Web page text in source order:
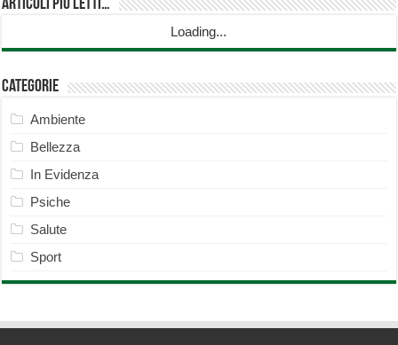
Articoli più Letti…
Loading...
Categorie
Ambiente
Bellezza
In Evidenza
Psiche
Salute
Sport